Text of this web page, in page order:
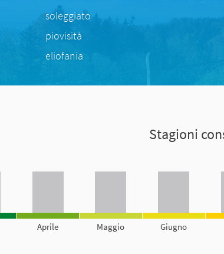
soleggiato
piovisità
eliofania
Stagioni
Aprile Maggio Giugno